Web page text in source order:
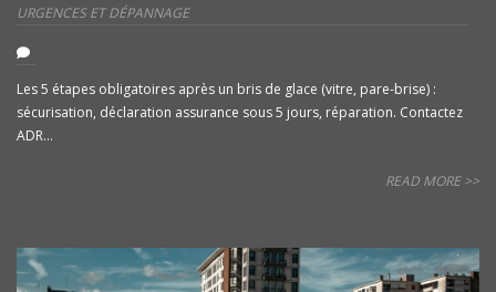
URGENCES ET DÉPANNAGE
Les 5 étapes obligatoires après un bris de glace (vitre, pare-brise) :
sécurisation, déclaration assurance sous 5 jours, réparation. Contactez
ADR...
READ MORE >>